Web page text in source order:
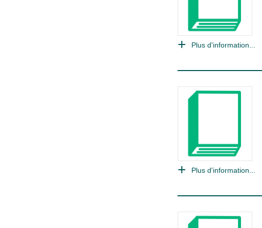
Plus d'information...
Plus d'information...